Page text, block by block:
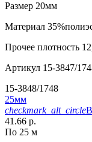
Размер 20мм
Материал
Прочее плотность
Артикул 15-3847/
15-3848/1748
25мм
checkmark_alt_circle
41.66 р.
По 25 м